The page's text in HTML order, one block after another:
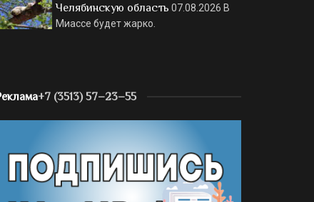
Челябинскую область 07.08.2026 В
Миассе будет жарко.
+7 (3513) 57–23–55